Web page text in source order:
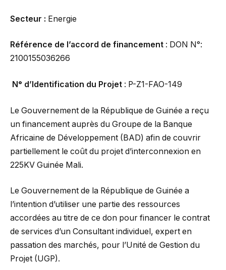
Secteur : Energie
Référence de l’accord de financement : DON N°:
2100155036266
N° d’Identification du Projet : P-Z1-FAO-149
Le Gouvernement de la République de Guinée a reçu
un financement auprès du Groupe de la Banque
Africaine de Développement (BAD) afin de couvrir
partiellement le coût du projet d’interconnexion en
225KV Guinée Mali.
Le Gouvernement de la République de Guinée a
l’intention d’utiliser une partie des ressources
accordées au titre de ce don pour financer le contrat
de services d’un Consultant individuel, expert en
passation des marchés, pour l’Unité de Gestion du
Projet (UGP).